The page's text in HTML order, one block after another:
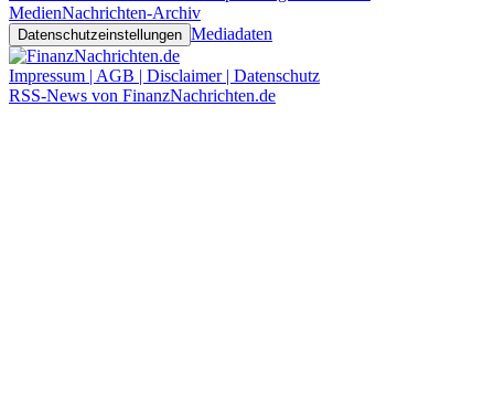
MedienNachrichten-Archiv
Datenschutzeinstellungen Mediadaten
Impressum | AGB | Disclaimer | Datenschutz
RSS-News von FinanzNachrichten.de